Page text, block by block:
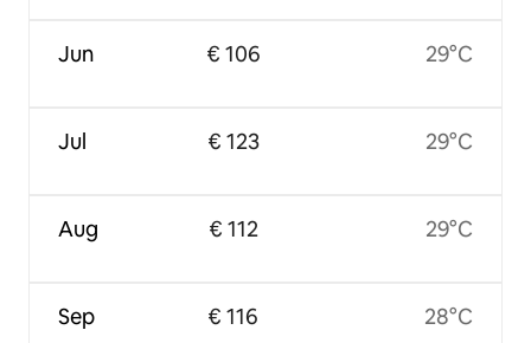
Jun
Jul
Aug
Sep
€ 106
€ 123
€ 112
€ 116
29°C
29°C
29°C
28°C